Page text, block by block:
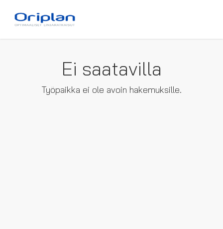
Ei saatavilla
Työpaikka ei ole avoin hakemuksille.